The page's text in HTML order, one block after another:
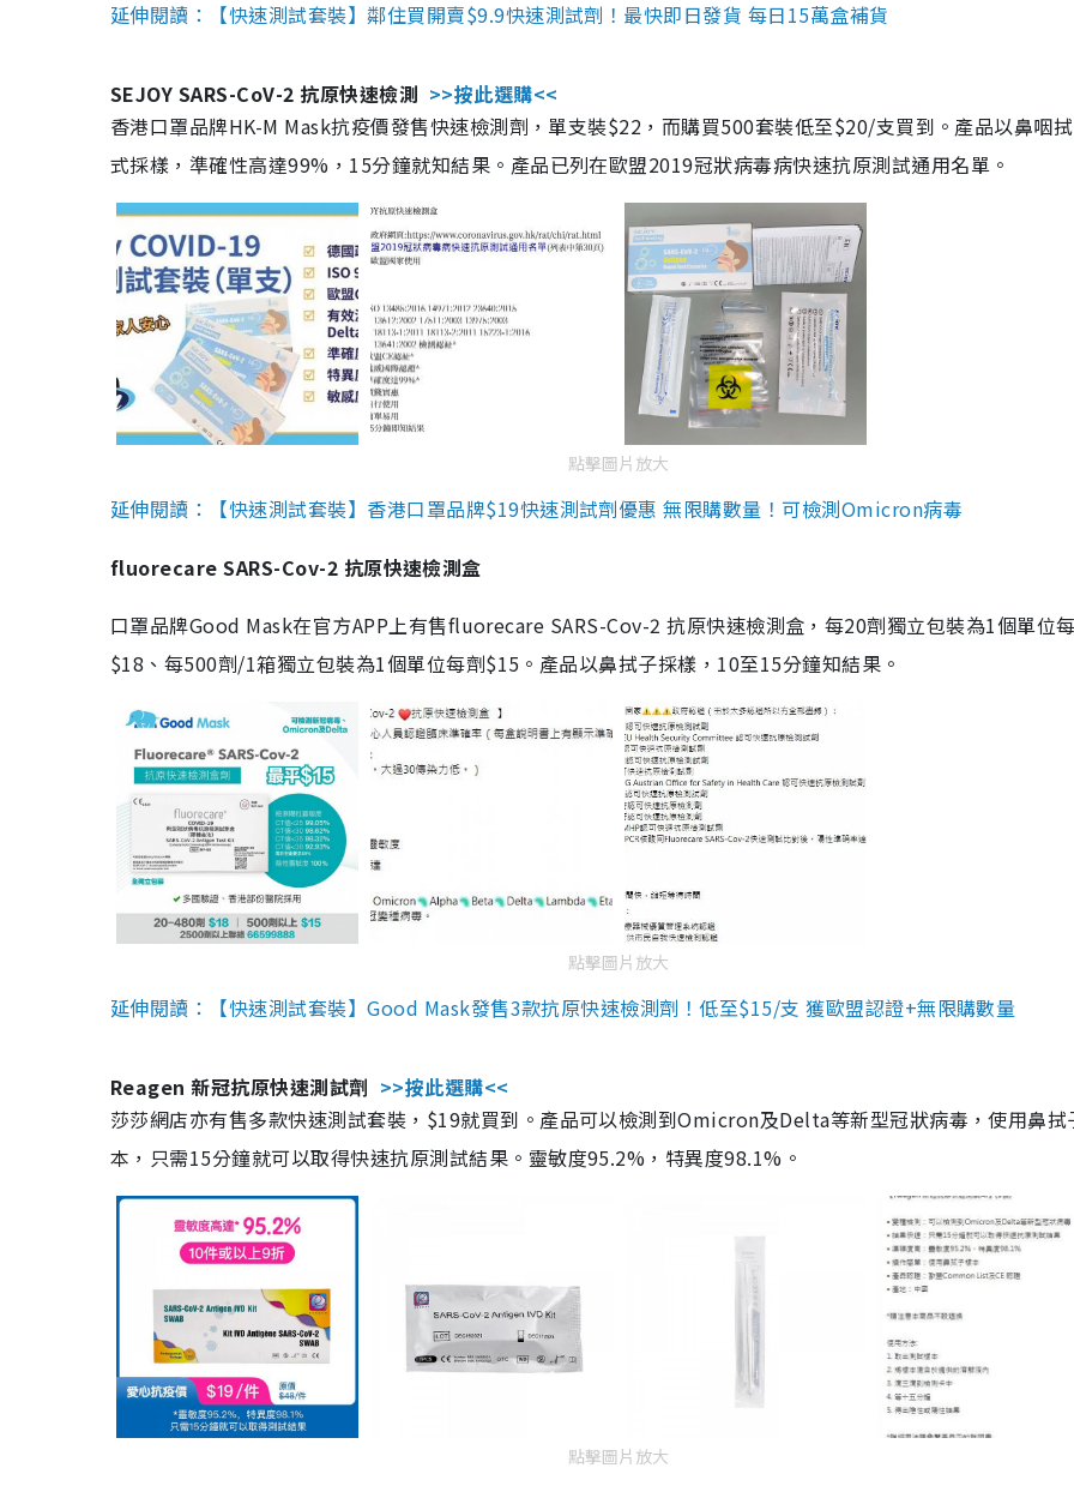
延伸閱讀：【快速測試套裝】鄰住買開賣$9.9快速測試劑！最快即日發貨 每日15萬盒補貨
SEJOY SARS-CoV-2 抗原快速檢測 >>按此選購<<
香港口罩品牌HK-M Mask抗疫價發售快速檢測劑，單支裝$22，而購買500套裝低至$20/支買到。產品以鼻咽
式採樣，準確性高達99%，15分鐘就知結果。產品已列在歐盟2019冠狀病毒病快速抗原測試通用名單。
點擊圖片放大
延伸閱讀：【快速測試套裝】香港口罩品牌$19快速測試劑優惠 無限購數量！可檢測Omicron病毒
fluorecare SARS-Cov-2 抗原快速檢測盒
口罩品牌Good Mask在官方APP上有售fluorecare SARS-Cov-2 抗原快速檢測盒，每20劑獨立包裝為1個單位
$18、每500劑/1箱獨立包裝為1個單位每劑$15。產品以鼻拭子採樣，10至15分鐘知結果。
點擊圖片放大
延伸閱讀：【快速測試套裝】Good Mask發售3款抗原快速檢測劑！低至$15/支 獲歐盟認證+無限購數量
Reagen 新冠抗原快速測試劑 >>按此選購<<
莎莎網店亦有售多款快速測試套裝，$19就買到。產品可以檢測到Omicron及Delta等新型冠狀病毒，使用鼻拭
本，只需15分鐘就可以取得快速抗原測試結果。靈敏度95.2%，特異度98.1%。
點擊圖片放大